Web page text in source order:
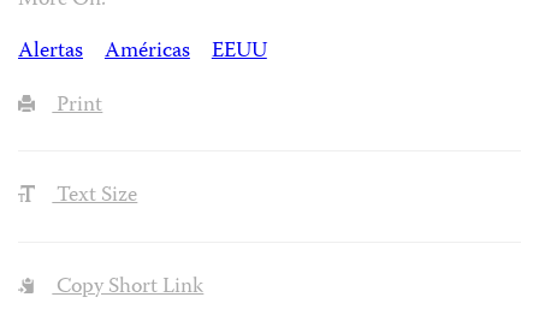
Alertas
Américas
EEUU
Print
Text Size
Copy Short Link